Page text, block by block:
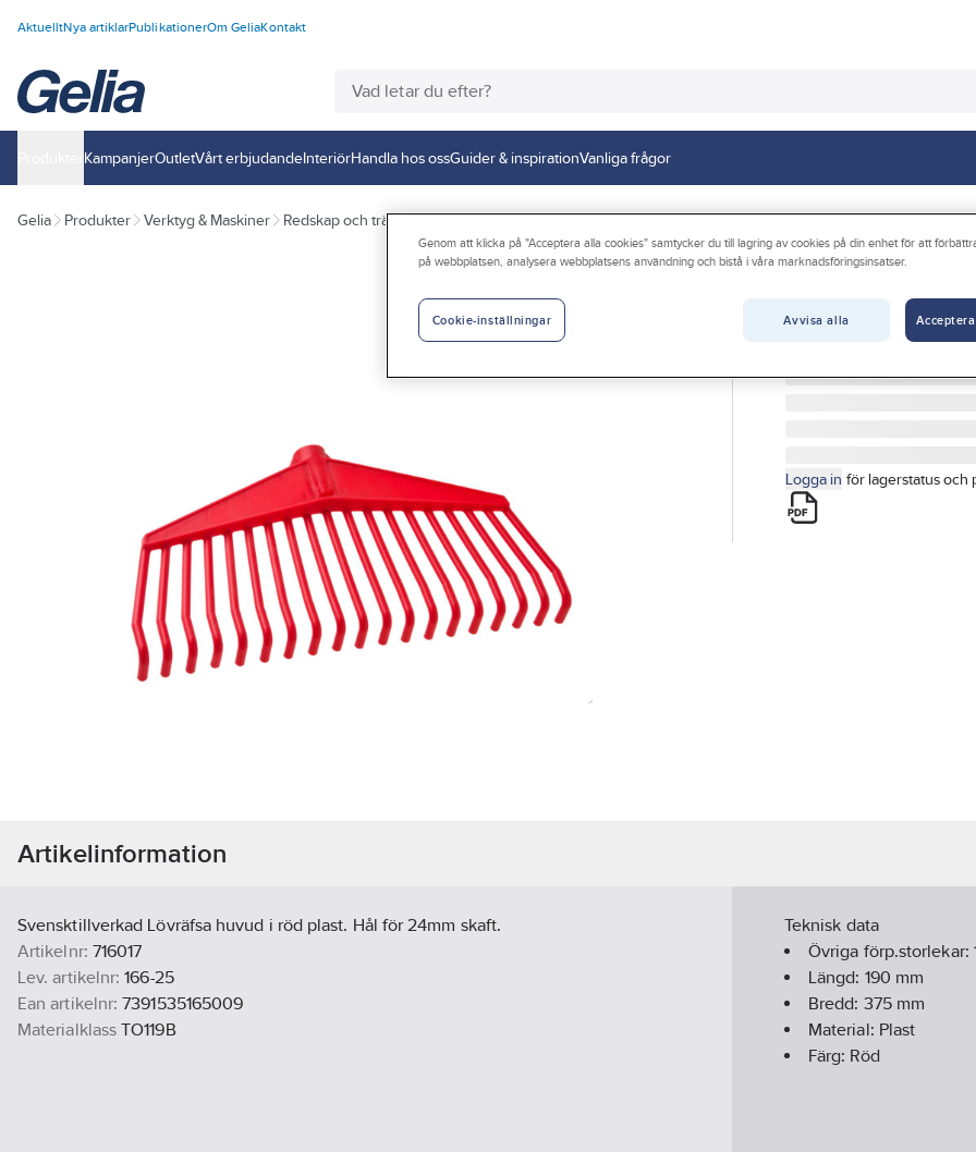
AktuelltNya artiklarPublikationerOm GeliaKontakt
KampanjerOutletVårt erbjudandeInteriörHandla hos ossGuider & inspirationVanliga frågor
Gelia Produkter Verktyg & Maskiner Redskap och trädgårdsprodukter Krattor och räfsor
LÖVRÄFSA HUVUD RÖD
Logga in för lagerstatus och
Artikelinformation
Svensktillverkad Lövräfsa huvud i röd plast. Hål för 24mm skaft.
Artikelnr: 716017
Lev. artikelnr: 166-25
Ean artikelnr: 7391535165009
Materialklass TO119B
Teknisk data
Övriga förp.storlekar:
Längd: 190 mm
Bredd: 375mm
Material: Plast
Färg: Röd
Genom att klicka på "Acceptera alla cookies" samtycker du till lagring av cookies på din enhet för att
på webbplatsen, analysera webbplatsens användning och bistå i våra marknadsföringsinsatser.
Avvisa alla
Cookie-inställningar